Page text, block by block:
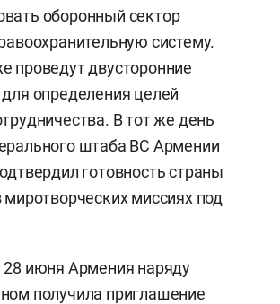
оборонный сектор
систему.
проведут двусторонние
определения целей
В тот же день
штаба ВС Армении
готовность страны
миротворческих миссиях под
28 июня Армения наряду
получила приглашение